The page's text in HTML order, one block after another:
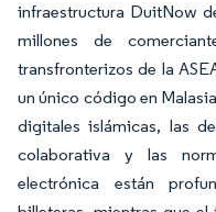
infraestructura DuitNow
millones de
transfronterizos de la
un único código en
digitales islámicas, las
colaborativa y las
electrónica están